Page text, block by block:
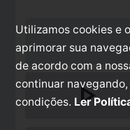
play_arrow
Utilizamos cookies e
aprimorar sua
de acordo com a
continuar
condições. Ler